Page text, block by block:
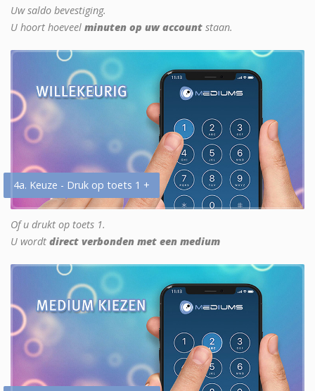
Uw saldo bevestiging.
U hoort hoeveel minuten op uw account staan.
4a. Keuze - Druk op toets 1 +
Of u drukt op toets 1.
U wordt direct verbonden met een medium